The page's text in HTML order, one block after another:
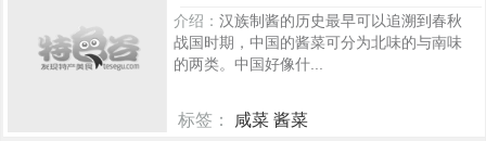
介绍： 汉族制酱的历史最早可以追溯到春秋
战国时期，中国的酱菜可分为北味的与南味
的两类。中国好像什...
标签： 咸菜 酱菜